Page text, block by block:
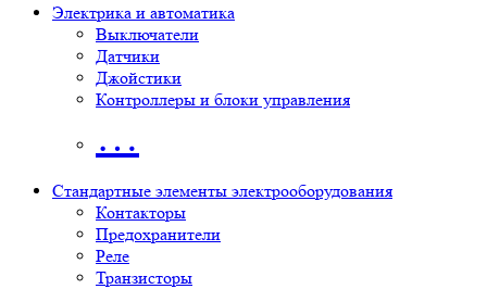
Электрика и автоматика
Выключатели
Датчики
Джойстики
Контроллеры и блоки управления
…
Стандартные элементы электрооборудования
Контакторы
Предохранители
Реле
Транзисторы